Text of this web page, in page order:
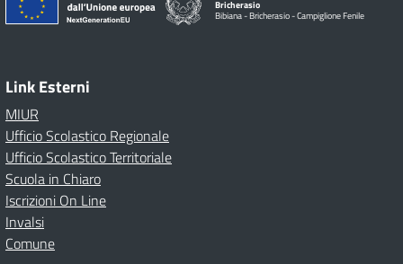
Bricherasio
Bibiana - Bricherasio - Campiglione Fenile
Link Esterni
MIUR
Ufficio Scolastico Regionale
Ufficio Scolastico Territoriale
Scuola in Chiaro
Iscrizioni On Line
Invalsi
Comune